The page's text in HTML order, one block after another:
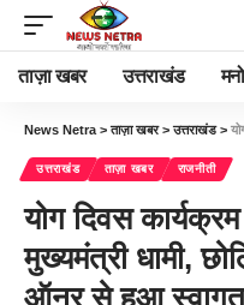
ताज़ा खबर उत्तराखंड
News Netra >ताज़ा खबर>उत्तराखंड> योग
उत्तराखंड ताज़ा खबर राजनीती
योग दिवस
मुख्यमंत्री धामी,
ऑनर से हुआ